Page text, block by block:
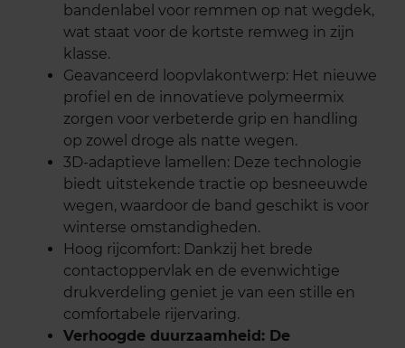
bandenlabel voor remmen op nat wegdek,
wat staat voor de kortste remweg in zijn
klasse.
Geavanceerd loopvlakontwerp: Het nieuwe
profiel en de innovatieve polymeermix
zorgen voor verbeterde grip en handling
op zowel droge als natte wegen.
3D-adaptieve lamellen: Deze technologie
biedt uitstekende tractie op besneeuwde
wegen, waardoor de band geschikt is voor
winterse omstandigheden.
Hoog rijcomfort: Dankzij het brede
contactoppervlak en de evenwichtige
drukverdeling geniet je van een stille en
comfortabele rijervaring.
Verhoogde duurzaamheid: De